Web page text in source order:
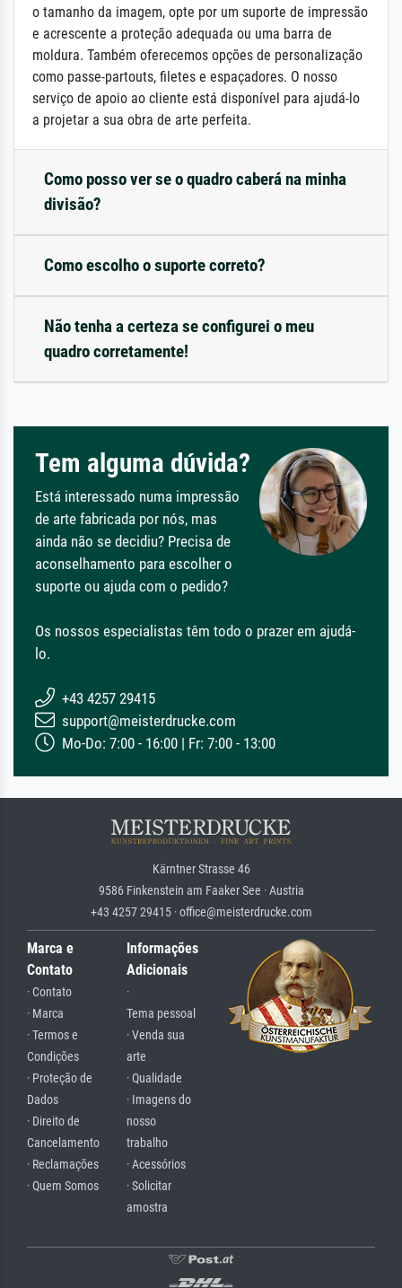
o tamanho da imagem, opte por um suporte de impressão
e acrescente a proteção adequada ou uma barra de
moldura. Também oferecemos opções de personalização
como passe-partouts, filetes e espaçadores. O nosso
serviço de apoio ao cliente está disponível para ajudá-lo
a projetar a sua obra de arte perfeita.
Como posso ver se o quadro caberá na minha
divisão?
Como escolho o suporte correto?
Não tenha a certeza se configurei o meu
quadro corretamente!
Tem alguma dúvida?
Está interessado numa impressão
de arte fabricada por nós, mas
ainda não se decidiu? Precisa de
aconselhamento para escolher o
suporte ou ajuda com o pedido?
Os nossos especialistas têm todo o prazer em ajudá-
lo.
+43 4257 29415
support@meisterdrucke.com
Mo-Do: 7:00 - 16:00 | Fr: 7:00 - 13:00
Kärntner Strasse 46
9586 Finkenstein am Faaker See · Austria
+43 4257 29415 · office@meisterdrucke.com
Marca e
Contato
· Contato
· Marca
· Termos e
Condições
· Proteção de
Dados
· Direito de
Cancelamento
· Reclamações
· Quem Somos
Informações
Adicionais
·
Tema pessoal
· Venda sua
arte
· Qualidade
· Imagens do
nosso
trabalho
· Acessórios
· Solicitar
amostra